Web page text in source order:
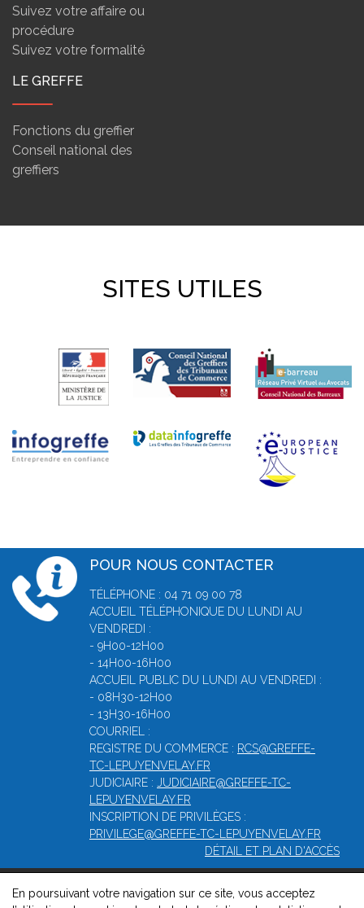
Suivez votre affaire ou
procédure
Suivez votre formalité
LE GREFFE
Fonctions du greffier
Conseil national des
greffiers
SITES UTILES
POUR NOUS CONTACTER
TÉLÉPHONE : 04 71 09 00 78
ACCUEIL TÉLÉPHONIQUE DU LUNDI AU
VENDREDI :
- 9H00-12H00
- 14H00-16H00
ACCUEIL PUBLIC DU LUNDI AU VENDREDI :
- 08H30-12H00
- 13H30-16H00
COURRIEL :
REGISTRE DU COMMERCE : RCS@GREFFE-
TC-LEPUYENVELAY.FR
JUDICIAIRE : JUDICIAIRE@GREFFE-TC-
LEPUYENVELAY.FR
INSCRIPTION DE PRIVILÈGES :
PRIVILEGE@GREFFE-TC-LEPUYENVELAY.FR
DÉTAIL ET PLAN D'ACCÈS
© 2026, Greffe du Tribunal de Commerce de Le puy-en-velay -
En poursuivant votre navigation sur ce site, vous acceptez